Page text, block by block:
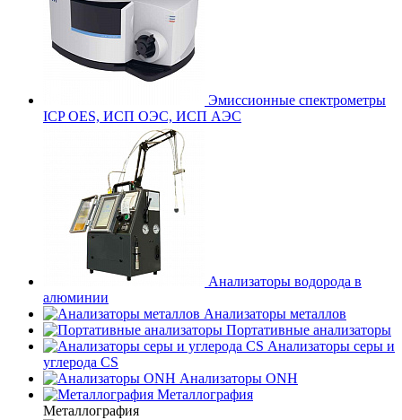
Эмиссионные спектрометры
ICP OES, ИСП ОЭС, ИСП АЭС
Анализаторы водорода в
алюминии
Анализаторы металлов
Портативные анализаторы
Анализаторы серы и
углерода CS
Анализаторы ONH
Металлография
Металлография